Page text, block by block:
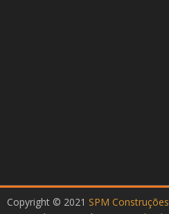
Copyright © 2021 SPM Construções